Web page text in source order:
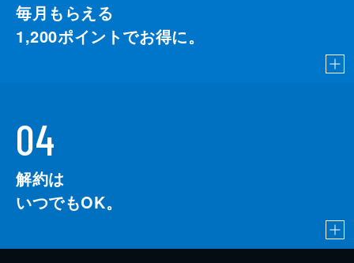
毎月もらえる
1,200ポイントでお得に。
04
解約は
いつでもOK。